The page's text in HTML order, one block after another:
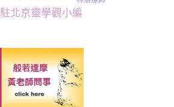
駐北京靈學觀小編